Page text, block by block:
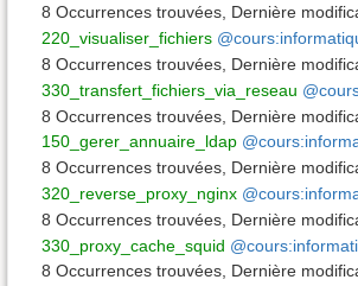
8 Occurrences trouvées, Dernière
220_visualiser_fichiers
8 Occurrences trouvées Dernière
330_transfert_fichiers_via_reseau
8 Occurrences trouvées Dernière
150_gerer_annuaire_ldap
8 Occurrences trouvées Dernière
320_reverse_proxy_nginx
8 Occurrences trouvées Dernière
330_proxy_cache_squid
8 Occurrences trouvées, Dernière